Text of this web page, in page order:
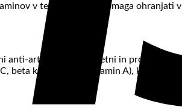
v tem ekstraktu pomaga ohranjati
anti-artritisni, protivnetni in protiglivični
karotena (provitamin A), kalcija